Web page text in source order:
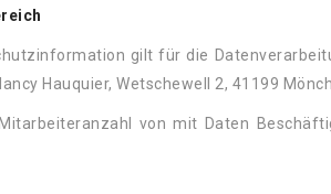
gilt für die
Hauquier, Wetschewell 2, 41199
von mit Daten